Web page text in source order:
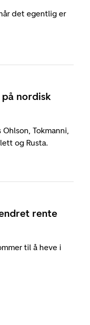
det egentlig er
nordisk
Tokmanni,
og Rusta.
rente
til å heve i